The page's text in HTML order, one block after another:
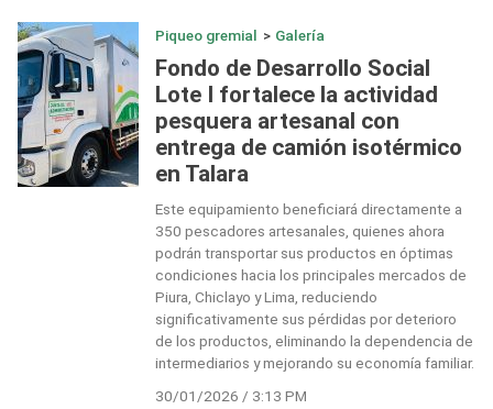
Piqueo gremial > Galería
Fondo de Desarrollo Social
Lote I fortalece la actividad
pesquera artesanal con
entrega de camión isotérmico
en Talara
Este equipamiento beneficiará directamente a
350 pescadores artesanales, quienes ahora
podrán transportar sus productos en óptimas
condiciones hacia los principales mercados de
Piura, Chiclayo y Lima, reduciendo
significativamente sus pérdidas por deterioro
de los productos, eliminando la dependencia de
intermediarios y mejorando su economía familiar.
30/01/2026 / 3:13 PM